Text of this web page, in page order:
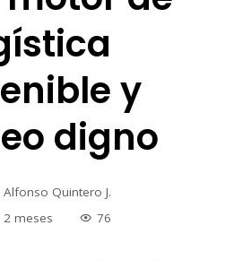
y
digno
Quintero J.
2 meses
76